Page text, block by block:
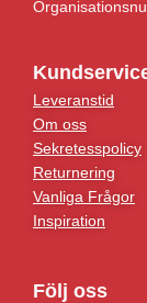
Leveranstid
Om oss
Sekretesspolicy
Returnering
Vanliga Frågor
Inspiration
Följ oss